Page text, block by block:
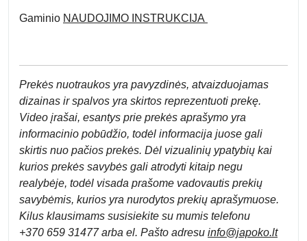
Gaminio NAUDOJIMO INSTRUKCIJA
Prekės nuotraukos yra pavyzdinės, atvaizduojamas
dizainas ir spalvos yra skirtos reprezentuoti prekę.
Video įrašai, esantys prie prekės aprašymo yra
informacinio pobūdžio, todėl informacija juose gali
skirtis nuo pačios prekės. Dėl vizualinių ypatybių kai
kurios prekės savybės gali atrodyti kitaip negu
realybėje, todėl visada prašome vadovautis prekių
savybėmis, kurios yra nurodytos prekių aprašymuose.
Kilus klausimams susisiekite su mumis telefonu
+370 659 31477 arba el. Pašto adresu info@japoko.lt